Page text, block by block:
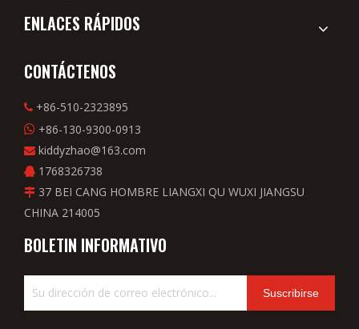
ENLACES RÁPIDOS
CONTÁCTENOS
 +86-510-2323895
 +86-130-9300-0913
 kiddyzhao@163.com
 1768326738
 37 BEI CANG HOMBRE LIANGXI QU WUXI JIANGSU
CHINA 214005
BOLETIN INFORMATIVO
Suscribirse